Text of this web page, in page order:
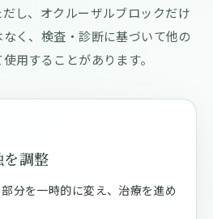
し、オクルーザルブロックだけ
く、検査・診断に基づいて他の
用することがあります。
調整
分を一時的に変え、治療を進め